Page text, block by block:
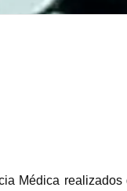
Médica realizados